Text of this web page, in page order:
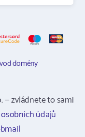
domény
— zvládnete to sami
údajů